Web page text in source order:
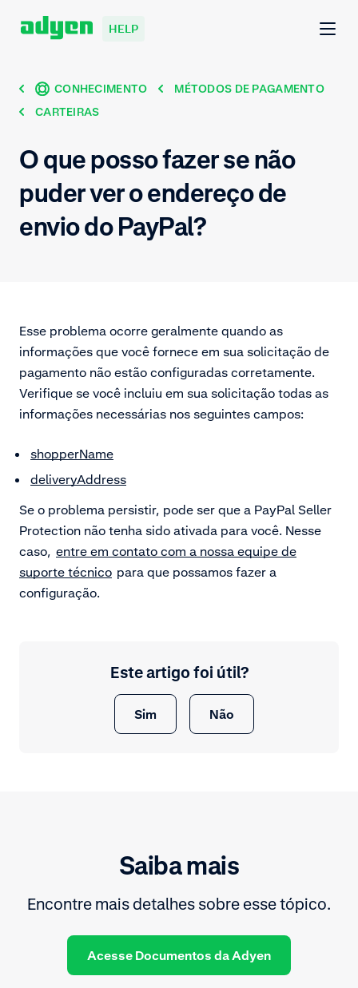
HELP
CONHECIMENTO
MÉTODOS DE PAGAMENTO
CARTEIRAS
O que posso fazer se não
puder ver o endereço de
envio do PayPal?
Esse problema ocorre geralmente quando as
informações que você fornece em sua solicitação de
pagamento não estão configuradas corretamente.
Verifique se você incluiu em sua solicitação todas as
informações necessárias nos seguintes campos:
shopperName
deliveryAddress
Se o problema persistir, pode ser que a PayPal Seller
Protection não tenha sido ativada para você. Nesse
caso, entre em contato com a nossa equipe de
suporte técnico para que possamos fazer a
configuração.
Este artigo foi útil?
Sim Não
Saiba mais
Encontre mais detalhes sobre esse tópico.
Acesse Documentos da Adyen